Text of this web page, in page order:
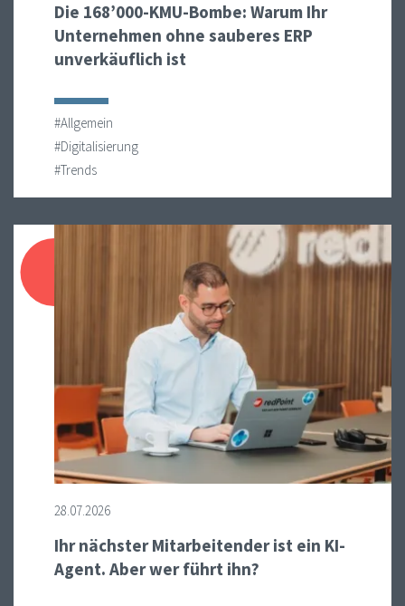
Die 168’000-KMU-Bombe: Warum Ihr
Unternehmen ohne sauberes ERP
unverkäuflich ist
#Allgemein
#Digitalisierung
#Trends
28.07.2026
Ihr nächster Mitarbeitender ist ein KI-
Agent. Aber wer führt ihn?